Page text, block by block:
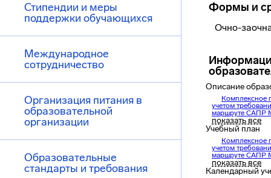
Стипендии и меры
поддержки обучающихся
Международное
сотрудничество
Организация питания в
образовательной
организации
Образовательные
стандарты и требования
Формы и
Очно-
Описание
Комплексное
учетом
маршруте САПР
показать все
Учебный план
Комплексное
учетом
маршруте САПР
показать все
Календарный